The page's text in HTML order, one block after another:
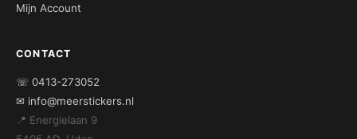
Mijn Account
CONTACT
☏ 0413-273052
✉ info@meerstickers.nl
📍 Energielaan 9